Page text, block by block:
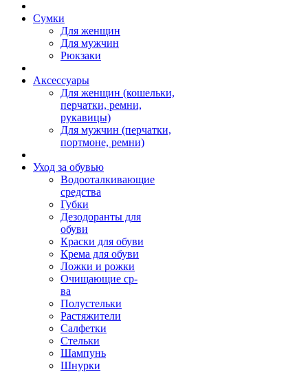
Сумки
Для женщин
Для мужчин
Рюкзаки
Аксессуары
Для женщин (кошельки,
перчатки, ремни,
рукавицы)
Для мужчин (перчатки,
портмоне, ремни)
Уход за обувью
Водооталкивающие
средства
Губки
Дезодоранты для
обуви
Краски для обуви
Крема для обуви
Ложки и рожки
Очищающие ср-
ва
Полустельки
Растяжители
Салфетки
Стельки
Шампунь
Шнурки